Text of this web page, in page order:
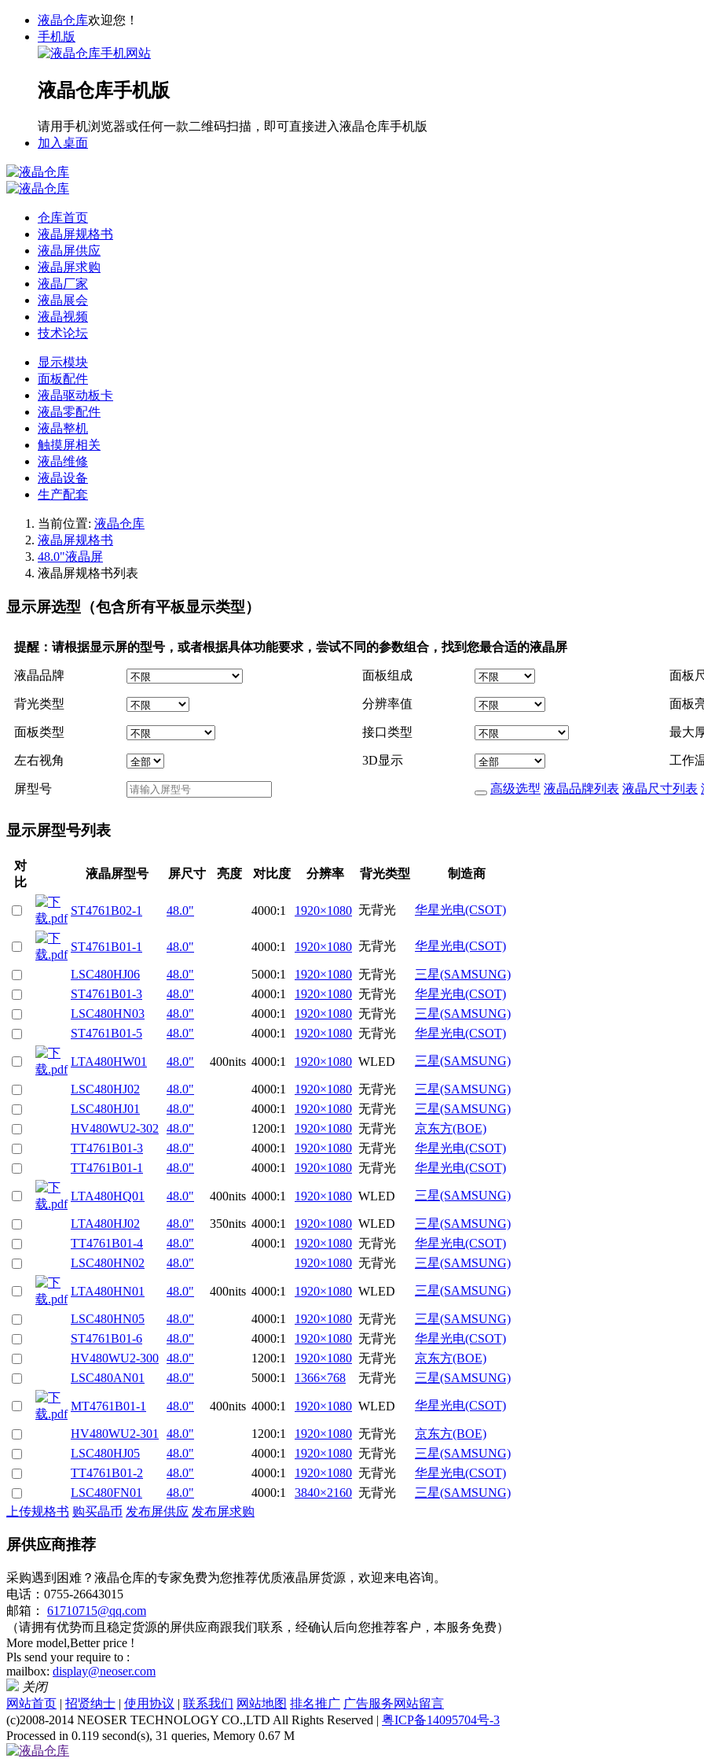
液晶仓库欢迎您！
手机版
液晶仓库手机版
请用手机浏览器或任何一款二维码扫描，即可直接进入液晶仓库手机版
加入桌面
仓库首页
液晶屏规格书
液晶屏供应
液晶屏求购
液晶厂家
液晶展会
液晶视频
技术论坛
显示模块
面板配件
液晶驱动板卡
液晶零配件
液晶整机
触摸屏相关
液晶维修
液晶设备
生产配套
当前位置: 液晶仓库
液晶屏规格书
48.0"液晶屏
液晶屏规格书列表
显示屏选型（包含所有平板显示类型）
提醒：请根据显示屏的型号，或者根据具体功能要求，尝试不同的参数组合，找到您最合适的液晶屏
液晶品牌 面板组成 面板
背光类型 分辨率值 面板
面板类型 接口类型 最大
左右视角 3D显示 工作
屏型号 高级选型 液晶品牌列表 液晶尺寸列表
显示屏型号列表
对
比
液晶屏型号 屏尺寸 亮度 对比度 分辨率 背光类型 制造商
ST4761B02-1 48.0" 4000:1 1920×1080 无背光 华星光电(CSOT)
ST4761B01-1 48.0" 4000:1 1920×1080 无背光 华星光电(CSOT)
LSC480HJ06 48.0" 5000:1 1920×1080 无背光
三星(SAMSUNG)
ST4761B01-3
48.0" 4000:1 1920×1080 无背光
华星光电(CSOT)
LSC480HN03
48.0" 4000:1 1920×1080 无背光
三星(SAMSUNG)
ST4761B01-5
48.0" 4000:1 1920×1080 无背光 华星光电(CSOT)
LTA480HW01 48.0" 400nits 4000:1 1920×1080 WLED 三星(SAMSUNG)
LSC480HJ02 48.0" 4000:1 1920×1080 无背光
三星(SAMSUNG)
LSC480HJ01
48.0" 4000:1 1920×1080 无背光
三星(SAMSUNG)
HV480WU2-302
48.0" 1200:1 1920×1080 无背光
京东方(BOE)
TT4761B01-3
48.0" 4000:1 1920×1080 无背光
华星光电(CSOT)
TT4761B01-1
48.0" 4000:1 1920×1080 无背光 华星光电(CSOT)
LTA480HQ01 48.0" 400nits 4000:1 1920×1080 WLED 三星(SAMSUNG)
LTA480HJ02 48.0" 350nits 4000:1 1920×1080 WLED
三星(SAMSUNG)
TT4761B01-4
48.0" 4000:1 1920×1080 无背光
华星光电(CSOT)
LSC480HN02
48.0" 1920×1080 无背光 三星(SAMSUNG)
LTA480HN01 48.0" 400nits 4000:1 1920×1080 WLED 三星(SAMSUNG)
LSC480HN05 48.0" 4000:1 1920×1080 无背光
三星(SAMSUNG)
ST4761B01-6
48.0" 4000:1 1920×1080 无背光
华星光电(CSOT)
HV480WU2-300 48.0" 1200:1 1920×1080 无背光
京东方(BOE)
LSC480AN01
48.0" 5000:1 1366×768 无背光 三星(SAMSUNG)
MT4761B01-1 48.0" 400nits 4000:1 1920×1080 WLED 华星光电(CSOT)
HV480WU2-301 48.0" 1200:1 1920×1080 无背光
京东方(BOE)
LSC480HJ05
48.0" 4000:1 1920×1080 无背光
三星(SAMSUNG)
TT4761B01-2
48.0" 4000:1 1920×1080 无背光
华星光电(CSOT)
LSC480FN01
48.0" 4000:1 3840×2160 无背光
三星(SAMSUNG)
上传规格书 购买晶币 发布屏供应 发布屏求购
屏供应商推荐
采购遇到困难？液晶仓库的专家免费为您推荐优质液晶屏货源，欢迎来电咨询。
电话：0755-26643015
邮箱： 61710715@qq.com
（请拥有优势而且稳定货源的屏供应商跟我们联系，经确认后向您推荐客户，本服务免费）
More model,Better price !
Pls send your require to :
mailbox: display@neoser.com
关闭
网站首页 | 招贤纳士 | 使用协议 | 联系我们 网站地图 排名推广 广告服务网站留言
(c)2008-2014 NEOSER TECHNOLOGY CO.,LTD All Rights Reserved | 粤ICP备14095704号-3
Processed in 0.119 second(s), 31 queries, Memory 0.67 M